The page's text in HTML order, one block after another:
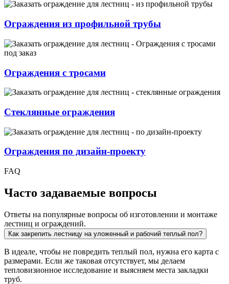
Ограждения из профильной трубы
Ограждения с тросами
Стеклянные ограждения
Ограждения по дизайн-проекту
FAQ
Часто задаваемые вопросы
Ответы на популярные вопросы об изготовлении и монтаже
лестниц и ограждений.
Как закрепить лестницу на уложенный и рабочий теплый пол?
В идеале, чтобы не повредить теплый пол, нужна его карта с
размерами. Если же таковая отсутствует, мы делаем
тепловизионное исследование и выясняем места закладки
труб.